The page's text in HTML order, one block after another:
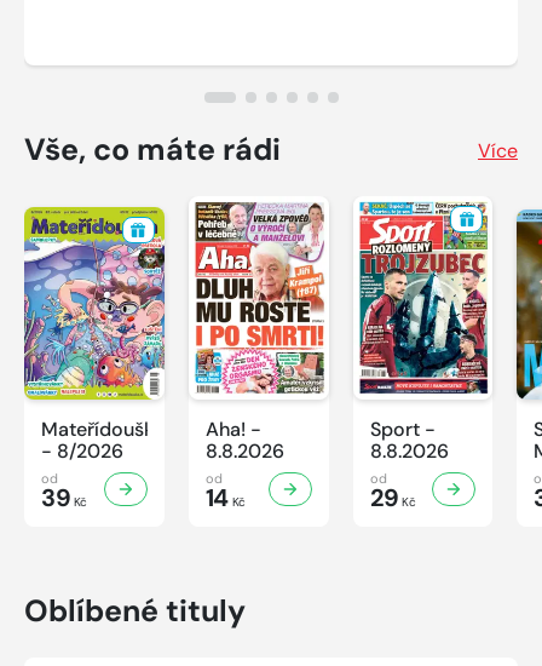
Vše, co máte rádi Více
Mateřídouška
- 8/2026
od
39 Kč
Aha! -
8.8.2026
od
14Kč
Sport -
8.8.2026
od
29 Kč
Oblíbené tituly